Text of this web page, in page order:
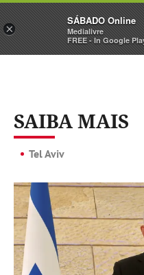
Sábado
SAIBA MAIS
Tel Aviv
×
SÁBADO Online
Medialivre
FREE - In Google